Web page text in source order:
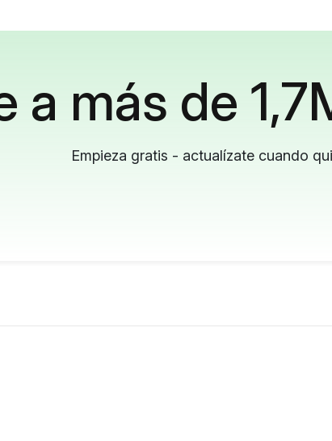
a más de
Empieza gratis - actualízate cuando